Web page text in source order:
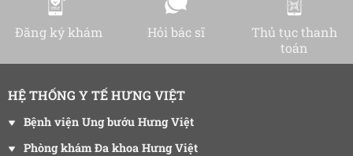
Đăng ký khám Hỏi bác sĩ
Thủ tục thanh
toán
HỆ THỐNG Y TẾ HƯNG VIỆT
Bệnh viện Ung bướu Hưng Việt
Phòng khám Đa khoa Hưng Việt